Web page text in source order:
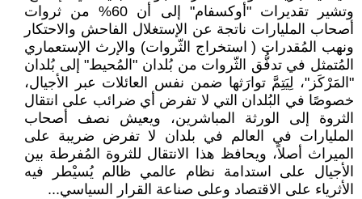
وتشير تقديرات "أوكسفام" إلى أن 60% من ثروات
أصحاب المليارات ناتجة عن الإستغلال الفاحش والاحتكار
ونهب المُقدرات ( استخراج الثّروات) والإرث الإستعماري
المُتمثل في تدفُّق الثّروات من بُلدان "المُحيط" إلى بُلدان
"المَرْكَز"، لِيَتِمَّ توارَثها ضمن نفس العائلات عبر الأجيال،
خصوصًا في البُلدان التي لا تفرض أي ضرائب على انتقال
الثروة إلى الورثة المباشرين، ويعيش نصف أصحاب
المليارات في العالم في بلدان لا تفرض ضريبة على
الميراث أصلاً، ويحافظ هذا الانتقال للثروة المُفرطة بين
الأجيال على استدامة نظام عالمي ظالم يُسيْطر فيه
الأثرياء على الاقتصاد وعلى صناعة القرار السياسي...